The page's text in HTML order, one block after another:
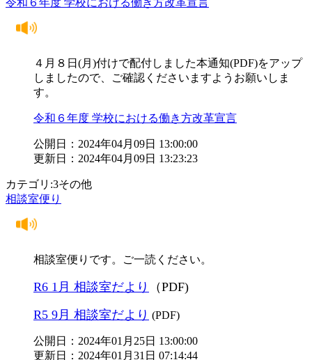
４月８日(月)付けで配付しました本通知(PDF)をアップ
しましたので、ご確認くださいますようお願いしま
す。
令和６年度 学校における働き方改革宣言
公開日：2024年04月09日 13:00:00
更新日：2024年04月09日 13:23:23
カテゴリ:3その他
相談室便り
相談室便りです。ご一読ください。
R6 1月 相談室だより
（PDF)
R5 9月 相談室だより (PDF)
公開日：2024年01月25日 13:00:00
更新日：2024年01月31日 07:14:44